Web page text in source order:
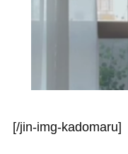
[/jin-img-kadomaru]